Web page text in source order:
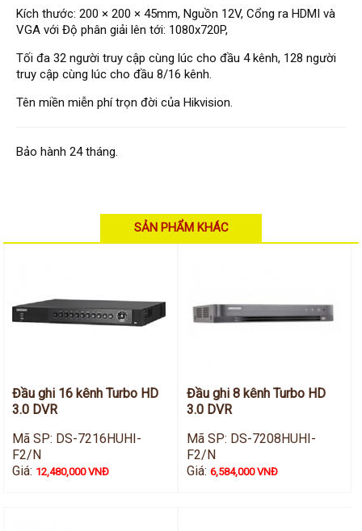
Giải pháp
LẮP ĐẶT CAMERA TRỌN GÓI
GIẢI PHÁP CAMERA AN NINH
BÁO ĐỘNG CHỐNG TRỘM
GIẢI PHÁP GIÁM SÁT RA VÀO
GIẢI PHÁP NHỎ TRỌN GÓI
Hỗ trợ kỹ thuật
Hướng dẫn sử dụng
Liên hệ
Kích thước: 200 × 200 × 45mm, Nguồn 12V, Cổng ra HDMI và
VGA với Độ phân giải lên tới: 1080x720P,
Tối đa 32 người truy cập cùng lúc cho đầu 4 kênh, 128 người
truy cập cùng lúc cho đầu 8/16 kênh.
Tên miền miễn phí trọn đời của Hikvision.
Bảo hành 24 tháng.
SẢN PHẨM KHÁC
Đầu ghi 16 kênh Turbo HD
3.0 DVR
Mã SP: DS-7216HUHI-
F2/N
Giá: 12,480,000 VNĐ
Đầu ghi 8 kênh Turbo HD
3.0 DVR
Mã SP: DS-7208HUHI-
F2/N
Giá: 6,584,000 VNĐ